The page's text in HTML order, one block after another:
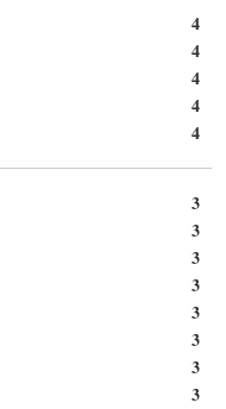
4
4
4
4
4
3
3
3
3
3
3
3
3